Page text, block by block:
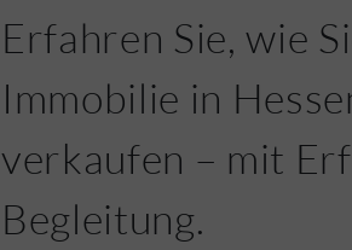
Erfahren Sie, wie
Immobilie in
verkaufen – mit
Begleitung.